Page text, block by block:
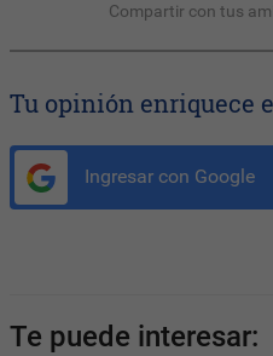
Compartir con tus
Tu opinión enriquece
Ingresar con Google
Te puede interesar: